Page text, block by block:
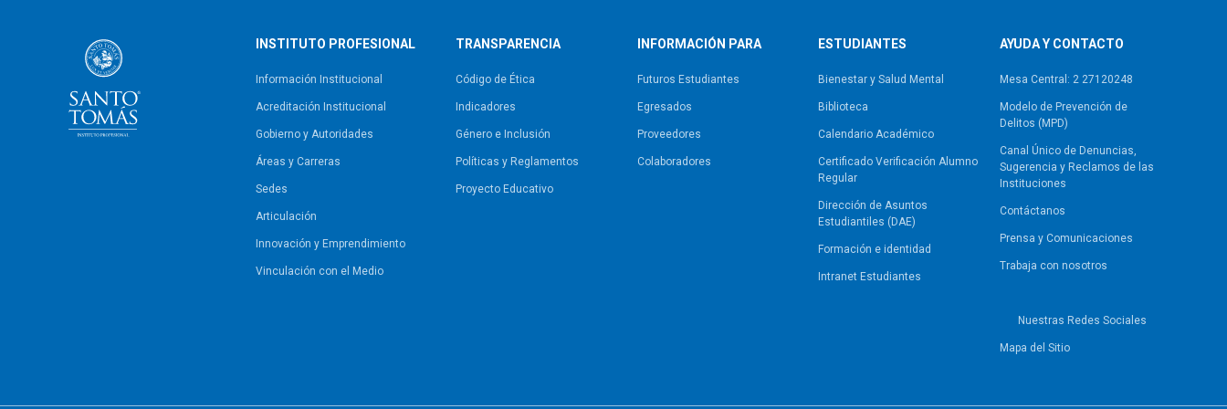
INSTITUTO PROFESIONAL
Información Institucional
Acreditación Institucional
Gobierno y Autoridades​
Áreas y Carreras
Sedes
Articulación
Innovación y Emprendimiento
Vinculación con el Medio
TRANSPARENCIA
Código de Ética
Indicadores
Género e Inclusión
Políticas y Reglamentos​
Proyecto Educativo
INFORMACIÓN PARA
Futuros Estudiantes
Egresados
Proveedores
Colaboradores
ESTUDIANTES
Bienestar y Salud Mental
Biblioteca
Calendario Académico
Certificado Verificación Alumno
Regular
Dirección de Asuntos
Estudiantiles (DAE)
Formación e identidad
Intranet Estudiantes
AYUDA Y CONTACTO
Mesa Central: 2 27120248
Modelo de Prevención de
Delitos (MPD)
Canal Único de Denuncias,
Sugerencia y Reclamos de las
Instituciones
Contáctanos
Prensa y Comunicaciones
Trabaja con nosotros
Nuestras Redes Sociales
Mapa del Sitio